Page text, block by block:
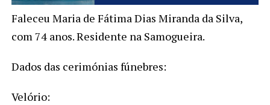
Faleceu Maria de Fátima Dias Miranda da Silva,
com 74 anos. Residente na Samogueira.
Dados das cerimónias fúnebres:
Velório: